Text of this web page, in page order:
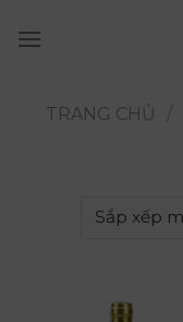
TRANG CHỦ